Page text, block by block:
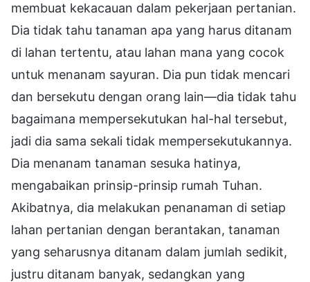
membuat kekacauan dalam pekerjaan pertanian.
Dia tidak tahu tanaman apa yang harus ditanam
di lahan tertentu, atau lahan mana yang cocok
untuk menanam sayuran. Dia pun tidak mencari
dan bersekutu dengan orang lain—dia tidak tahu
bagaimana mempersekutukan hal-hal tersebut,
jadi dia sama sekali tidak mempersekutukannya.
Dia menanam tanaman sesuka hatinya,
mengabaikan prinsip-prinsip rumah Tuhan.
Akibatnya, dia melakukan penanaman di setiap
lahan pertanian dengan berantakan, tanaman
yang seharusnya ditanam dalam jumlah sedikit,
justru ditanam banyak, sedangkan yang